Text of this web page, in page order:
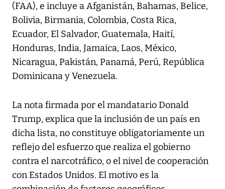
(FAA), e incluye a Afganistán, Bahamas, Belice,
Bolivia, Birmania, Colombia, Costa Rica,
Ecuador, El Salvador, Guatemala, Haití,
Honduras, India, Jamaica, Laos, México,
Nicaragua, Pakistán, Panamá, Perú, República
Dominicana y Venezuela.
La nota firmada por el mandatario Donald
Trump, explica que la inclusión de un país en
dicha lista, no constituye obligatoriamente un
reflejo del esfuerzo que realiza el gobierno
contra el narcotráfico, o el nivel de cooperación
con Estados Unidos. El motivo es la